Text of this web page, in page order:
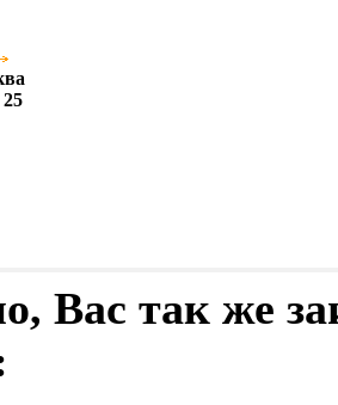
25
Вас так же